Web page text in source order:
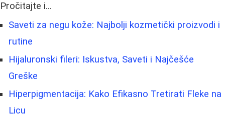
Pročitajte i...
Saveti za negu kože: Najbolji kozmetički proizvodi i
rutine
Hijaluronski fileri: Iskustva, Saveti i Najčešće
Greške
Hiperpigmentacija: Kako Efikasno Tretirati Fleke na
Licu